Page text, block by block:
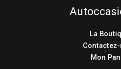
La
Mon